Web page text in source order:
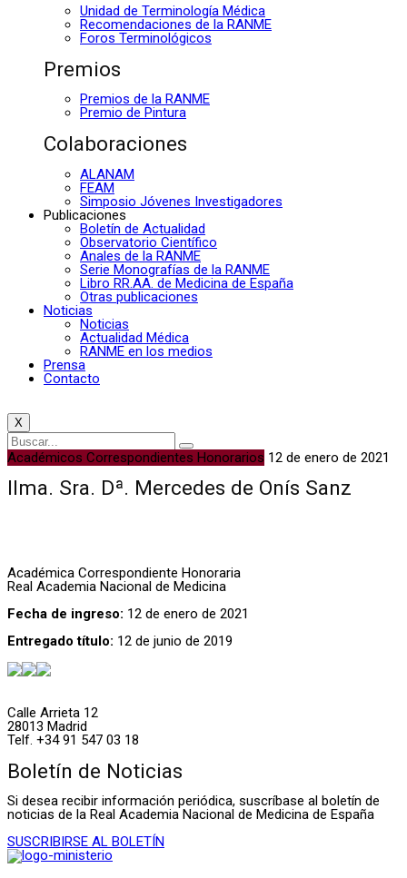
Unidad de Terminología Médica
Recomendaciones de la RANME
Foros Terminológicos
Premios
Premios de la RANME
Premio de Pintura
Colaboraciones
ALANAM
FEAM
Simposio Jóvenes Investigadores
Publicaciones
Boletín de Actualidad
Observatorio Científico
Anales de la RANME
Serie Monografías de la RANME
Libro RR.AA. de Medicina de España
Otras publicaciones
Noticias
Noticias
Actualidad Médica
RANME en los medios
Prensa
Contacto
X
Académicos Correspondientes Honorarios 12 de enero de 2021
Ilma. Sra. Dª. Mercedes de Onís Sanz
Académica Correspondiente Honoraria
Real Academia Nacional de Medicina
Fecha de ingreso: 12 de enero de 2021
Entregado título: 12 de junio de 2019
Calle Arrieta 12
28013 Madrid
Telf. +34 91 547 03 18
Boletín de Noticias
Si desea recibir información periódica, suscríbase al boletín de
noticias de la Real Academia Nacional de Medicina de España
SUSCRIBIRSE AL BOLETÍN